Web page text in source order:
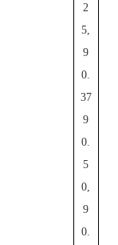
2
5,
9
0.
37
9
0.
5
0,
9
0.